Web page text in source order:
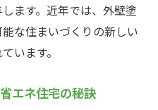
る業者を見極めるコツ
選びの考え方
ます。近年では、外壁塗
な住まいづくりの新しい
います。
エネ住宅の秘訣